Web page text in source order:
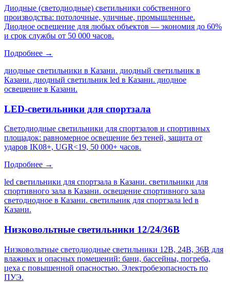
Диодные (светодиодные) светильники собственного
производства: потолочные, уличные, промышленные.
Диодное освещение для любых объектов — экономия до 60%
и срок службы от 50 000 часов.
Подробнее →
диодные светильники в Казани. диодный светильник в
Казани. диодный светильник led в Казани. диодное
освещение в Казани.
LED-светильники для спортзала
Светодиодные светильники для спортзалов и спортивных
площадок: равномерное освещение без теней, защита от
ударов IK08+, UGR<19, 50 000+ часов.
Подробнее →
led светильники для спортзала в Казани. светильники для
спортивного зала в Казани. освещение спортивного зала
светодиодное в Казани. светильник для спортзала led в
Казани.
Низковольтные светильники 12/24/36В
Низковольтные светодиодные светильники 12В, 24В, 36В для
влажных и опасных помещений: бани, бассейны, погреба,
цеха с повышенной опасностью. Электробезопасность по
ПУЭ.